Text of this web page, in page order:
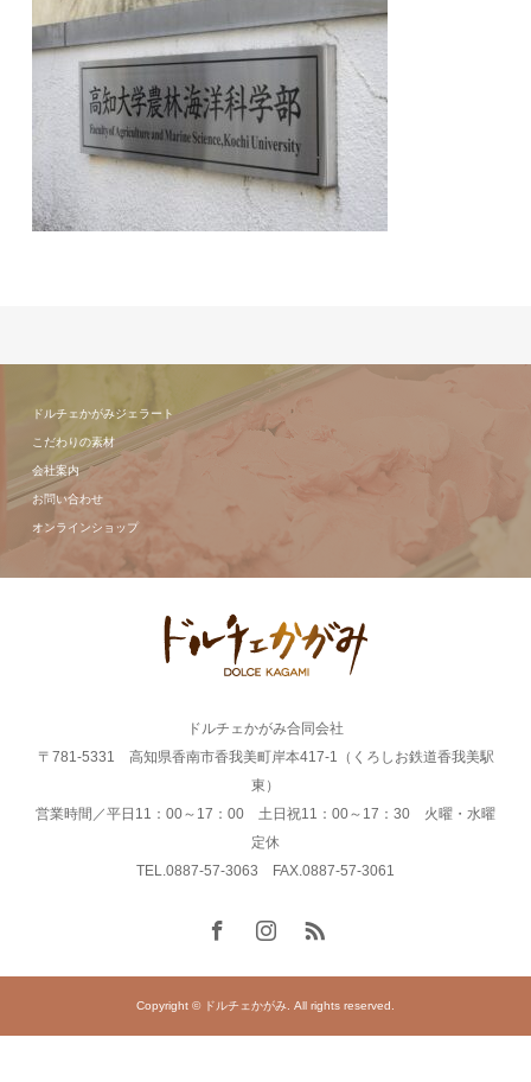
ドルチェかがみジェラート
こだわりの素材
会社案内
お問い合わせ
オンラインショップ
ドルチェかがみ合同会社
〒781-5331 高知県香南市香我美町岸本417-1（くろしお鉄道香我美駅
東）
営業時間／平日11：00～17：00 土日祝11：00～17：30 火曜・水曜
定休
TEL.0887-57-3063 FAX.0887-57-3061
Copyright © ドルチェかがみ. All rights reserved.